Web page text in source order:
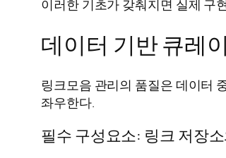
이러한 기초가 갖춰지면 실제 구
데이터 기반 큐레
링크모음 관리의 품질은 데이터
좌우한다.
필수 구성요소: 링크 저장